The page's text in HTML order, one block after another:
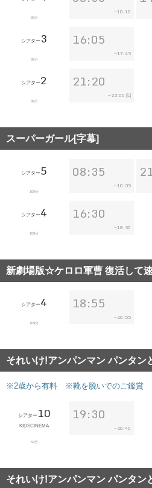
89分
~10:10
シアター 3
89分
16:05
~17:45
シアター2
89分
21:20
~ 23:00 [L]
スーパーガール[字幕]
シアター5
109分
08:35
~ 10:35
シアター4
109分
16:30
~ 18:30
新劇場版☆ケロロ軍曹 復活して
シアター4
109分
18:55
~ 20:55
それいけ!アンパンマン パンタ
※2歳から有料 ※靴を脱いでのご鑑賞
シアター10
KIDSCINEMA
62分
19:30
~ 20:40
それいけ!アンパンマン パンタ